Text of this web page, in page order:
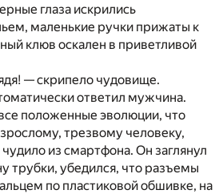
глаза искрились
маленькие ручки прижаты к
клюв оскален в приветливой
— скрипело чудовище.
ответил мужчина.
положенные эволюции, что
трезвому человеку,
из смартфона. Он заглянул
трубки, убедился, что разъемы
по пластиковой обшивке, на